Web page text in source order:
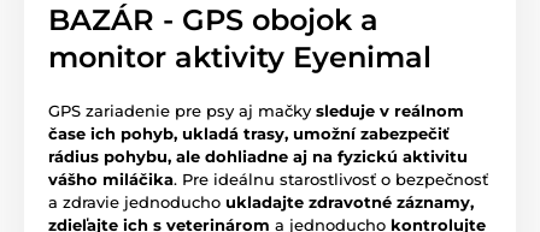
BAZÁR - GPS obojok a
monitor aktivity Eyenimal
GPS zariadenie pre psy aj mačky sleduje v reálnom
čase ich pohyb, ukladá trasy, umožní zabezpečiť
rádius pohybu, ale dohliadne aj na fyzickú aktivitu
vášho miláčika. Pre ideálnu starostlivosť o bezpečnosť
a zdravie jednoducho ukladajte zdravotné záznamy,
zdieľajte ich s veterinárom a jednoducho kontrolujte